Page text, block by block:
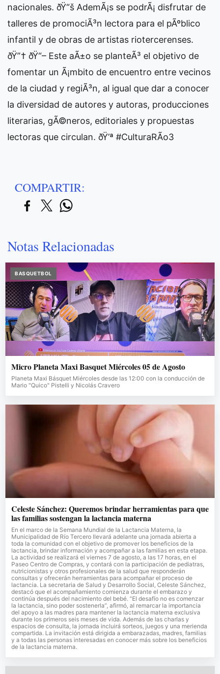
nacionales. ðŸ“š AdemÃ¡s se podrÃ¡ disfrutar de
talleres de promociÃ³n lectora para el pÃºblico
infantil y de obras de artistas riotercerenses.
ðŸ”† ðŸ“– Este aÃ±o se planteÃ³ el objetivo de
fomentar un Ã¡mbito de encuentro entre vecinos
de la ciudad y regiÃ³n, al igual que dar a conocer
la diversidad de autores y autoras, producciones
literarias, gÃ©neros, editoriales y propuestas
lectoras que circulan. ðŸ’ª #CulturaRÃ­o3
COMPARTIR:
Notas Relacionadas
BASQUETBOL
Micro Planeta Maxi Basquet Miércoles 05 de Agosto
Planeta Maxi Básquet Miércoles desde las 12:00 con la conducción de
Mario "Quico" Pistelli y Nicolás Cravero
Celeste Sánchez: Queremos brindar herramientas para que
las familias sostengan la lactancia materna
En el marco de la Semana Mundial de la Lactancia Materna, la
Municipalidad de Río Tercero llevará adelante una jornada abierta a
toda la comunidad con el objetivo de promover los beneficios de la
lactancia, brindar información y acompañar a las familias en esta etapa.
La actividad se realizará el viernes 7 de agosto, a las 17 horas, en el
Paseo Centro de Compras, y contará con la participación de pediatras,
nutricionistas y otros profesionales de la salud que responderán
consultas y ofrecerán herramientas para acompañar el proceso de
lactancia. La secretaria de Salud y Desarrollo Social, Celeste Sánchez,
destacó que el acompañamiento comienza durante el embarazo y
continúa después del nacimiento del bebé. “El desafío no es comenzar
la lactancia, sino poder sostenerla”, afirmó, al remarcar la importancia
del apoyo a las madres para mantener la lactancia materna exclusiva
durante los primeros seis meses de vida. Además de las charlas y
espacios de consulta, la jornada incluirá sorteos, juegos y una merienda
compartida. La invitación está dirigida a embarazadas, madres, familias
y a todas las personas interesadas en conocer más sobre los beneficios
de la lactancia materna.